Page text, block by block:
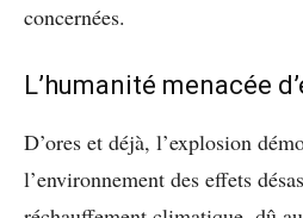
concernées.
L’humanité menacée
D’ores et déjà, l’explosion
l’environnement des effets